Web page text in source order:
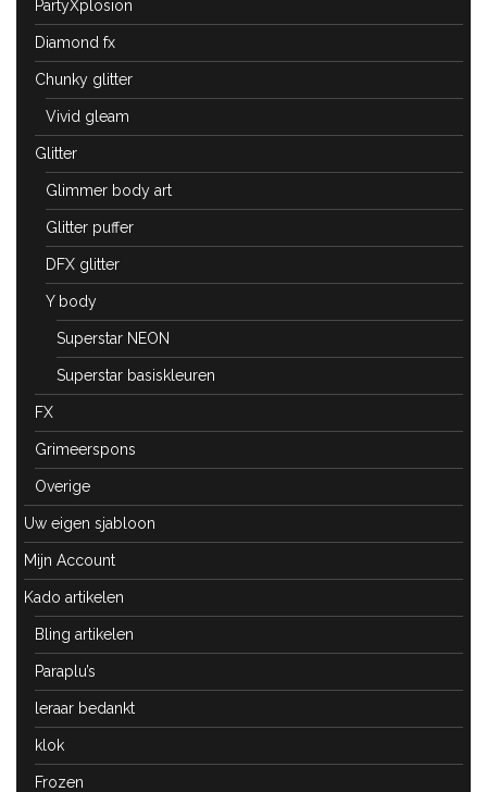
PartyXplosion
Diamond fx
Chunky glitter
Vivid gleam
Glitter
Glimmer body art
Glitter puffer
DFX glitter
Y body
Superstar NEON
Superstar basiskleuren
FX
Grimeerspons
Overige
Uw eigen sjabloon
Mijn Account
Kado artikelen
Bling artikelen
Paraplu’s
leraar bedankt
klok
Frozen